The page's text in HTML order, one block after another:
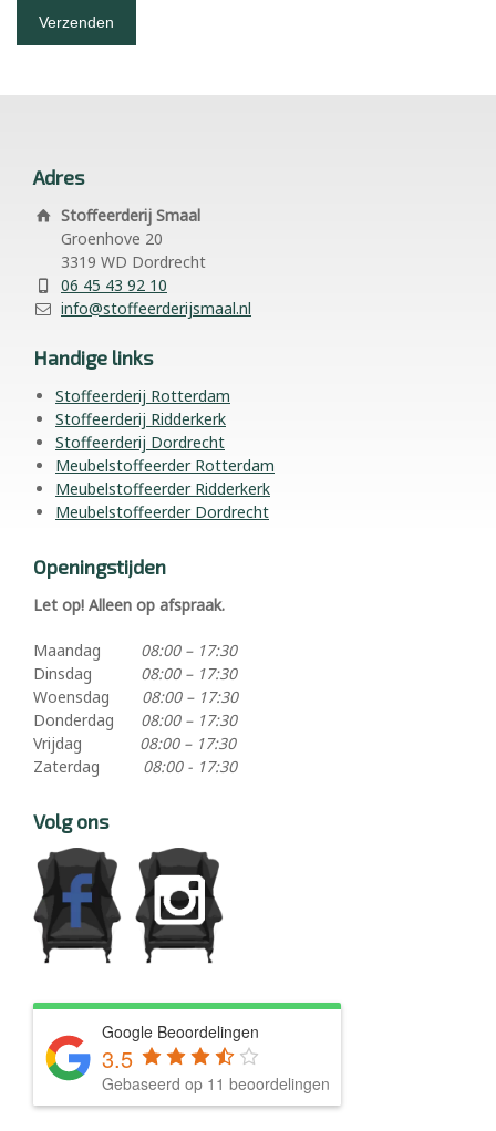
Adres
Stoffeerderij Smaal
Groenhove 20
3319 WD Dordrecht
06 45 43 92 10
info@stoffeerderijsmaal.nl
Handige links
Stoffeerderij Rotterdam
Stoffeerderij Ridderkerk
Stoffeerderij Dordrecht
Meubelstoffeerder Rotterdam
Meubelstoffeerder Ridderkerk
Meubelstoffeerder Dordrecht
Openingstijden
Let op! Alleen op afspraak.
Maandag
08:00 – 17:30
Dinsdag
08:00 – 17:30
Woensdag
08:00 – 17:30
Donderdag
08:00 – 17:30
Vrijdag
08:00 – 17:30
Zaterdag
08:00 - 17:30
Volg ons
Google Beoordelingen
3.5
Gebaseerd op 11 beoordelingen